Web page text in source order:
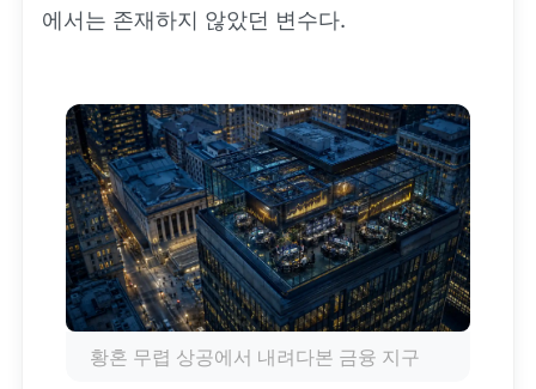
에서는 존재하지 않았던 변수다.
황혼 무렵 상공에서 내려다본 금융 지구